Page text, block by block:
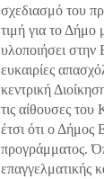
σχεδιασμό του
τιμή για το
υλοποιήσει
ευκαιρίες
κεντρική
τις αίθουσες
έτσι ότι ο Δήμος
προγράμματος.
επαγγελματικής